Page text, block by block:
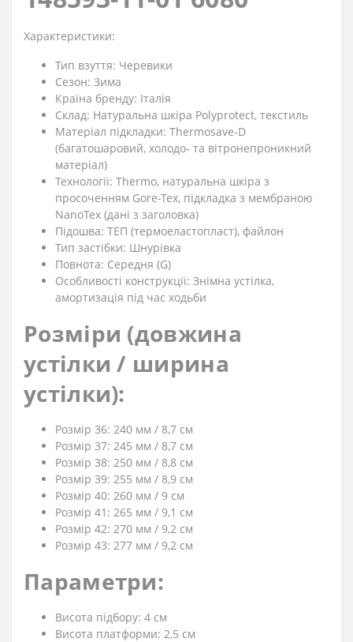
Характеристики:
Тип взуття: Черевики
Сезон: Зима
Країна бренду: Італія
Склад: Натуральна шкіра Polyprotect, текстиль
Матеріал підкладки: Thermosave-D
(багатошаровий, холодо- та вітронепроникний
матеріал)
Технології: Thermo, натуральна шкіра з
просоченням Gore-Tex, підкладка з мембраною
NanoTex (дані з заголовка)
Підошва: ТЕП (термоеластопласт), файлон
Тип застібки: Шнурівка
Повнота: Середня (G)
Особливості конструкції: Знімна устілка,
амортизація під час ходьби
Розміри (довжина
устілки / ширина
устілки):
Розмір 36: 240 мм / 8,7 см
Розмір 37: 245 мм / 8,7 см
Розмір 38: 250 мм / 8,8 см
Розмір 39: 255 мм / 8,9 см
Розмір 40: 260 мм / 9 см
Розмір 41: 265 мм / 9,1 см
Розмір 42: 270 мм / 9,2 см
Розмір 43: 277 мм / 9,2 см
Параметри:
Висота підбору: 4 см
Висота платформи: 2,5 см